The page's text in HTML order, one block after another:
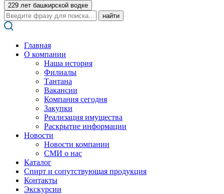
229 лет башкирской водке
Поиск:
Главная
О компании
Наша история
Филиалы
Тантана
Вакансии
Компания сегодня
Закупки
Реализация имущества
Раскрытие информации
Новости
Новости компании
СМИ о нас
Каталог
Спирт и сопутствующая продукция
Контакты
Экскурсии